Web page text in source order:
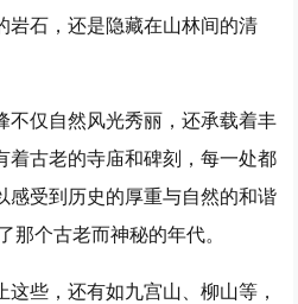
岩石，还是隐藏在山林间的清
不仅自然风光秀丽，还承载着丰
着古老的寺庙和碑刻，每一处都
感受到历史的厚重与自然的和谐
那个古老而神秘的年代。
些，还有如九宫山、柳山等，